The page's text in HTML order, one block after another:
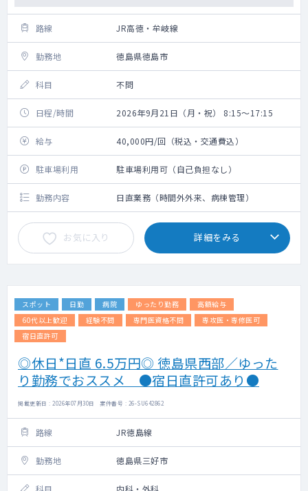
路線 JR高徳・牟岐線
勤務地 徳島県徳島市
科目 不問
日程/時間 2026年9月21日（月・祝） 8:15～17:15
給与 40,000円/回（税込・交通費込）
駐車場利用 駐車場利用可（自己負担なし）
勤務内容 日直業務（時間外外来、病棟管理）
お気に入り 詳細をみる
スポット 日勤 病院 ゆったり勤務
高額給与
60代以上歓迎
経験不問 専門医資格不問
専攻医・専修医可
宿日直許可
◎休日*日直 6.5万円◎ 徳島県西部／ゆった
り勤務でおススメ ●宿日直許可あり●
掲載更新日 : 2026年07月30日 案件番号 : 26-SU642862
路線 JR徳島線
勤務地 徳島県三好市
科目 内科・外科